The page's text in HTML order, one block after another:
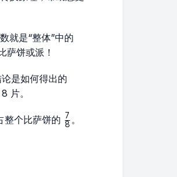
就是“整体”中的
萨饼或派！
是如何得出的
片。
整个比萨饼的 \frac{7}
8
7 。